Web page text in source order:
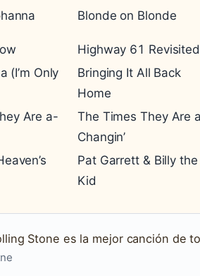
Blonde on Blonde
Highway 61 Revisited
(I’m Only
Bringing It All Back
Home
Are a-
The Times They Are
Changin’
Pat Garrett & Billy the
Kid
Stone es la mejor canción de